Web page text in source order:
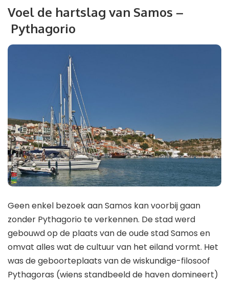
Voel de hartslag van Samos –
Pythagorio
Geen enkel bezoek aan Samos kan voorbij gaan
zonder Pythagorio te verkennen. De stad werd
gebouwd op de plaats van de oude stad Samos en
omvat alles wat de cultuur van het eiland vormt. Het
was de geboorteplaats van de wiskundige-filosoof
Pythagoras (wiens standbeeld de haven domineert)